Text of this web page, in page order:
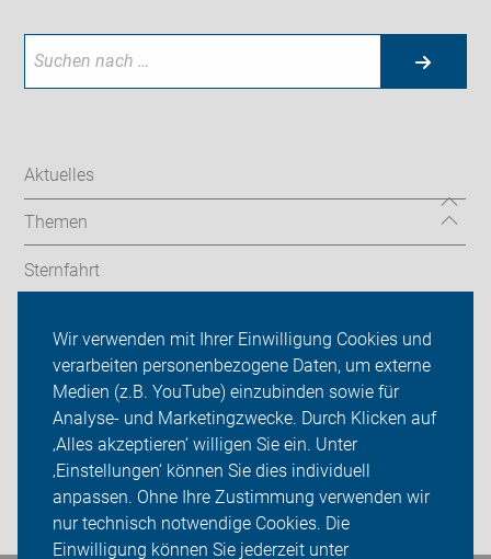
Wir verwenden mit Ihrer Einwilligung Cookies und
verarbeiten personenbezogene Daten, um externe
Medien (z.B. YouTube) einzubinden sowie für
Analyse- und Marketingzwecke. Durch Klicken auf
‚Alles akzeptieren‘ willigen Sie ein. Unter
‚Einstellungen‘ können Sie dies individuell
anpassen. Ohne Ihre Zustimmung verwenden wir
nur technisch notwendige Cookies. Die
Einwilligung können Sie jederzeit unter
Aktuelles
Themen
Sternfahrt
ADFC Berlin
Sei dabei
Presse
Login